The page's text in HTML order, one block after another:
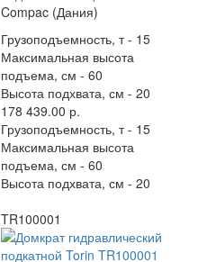
Compac (Дания)
Грузоподъемность, т - 15
Максимальная высота
подъема, см - 60
Высота подхвата, см - 20
178 439.00 р.
Грузоподъемность, т - 15
Максимальная высота
подъема, см - 60
Высота подхвата, см - 20
TR100001